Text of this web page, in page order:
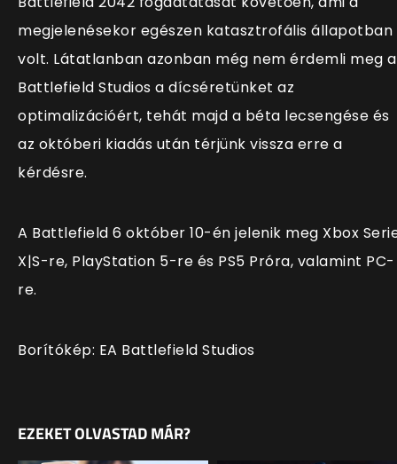
megjelenésekor egészen katasztrofális állapotban
volt. Látatlanban azonban még nem érdemli meg a
Battlefield Studios a dícséretünket az
optimalizációért, tehát majd a béta lecsengése és
az októberi kiadás után térjünk vissza erre a
kérdésre.
A Battlefield 6 október 10-én jelenik meg Xbox
X|S-re, PlayStation 5-re és PS5 Próra, valamint PC-
re.
Borítókép: EA Battlefield Studios
EZEKET OLVASTAD MÁR?